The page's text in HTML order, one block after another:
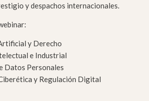
y despachos internacionales.
y Derecho
e Industrial
Datos Personales
y Regulación Digital